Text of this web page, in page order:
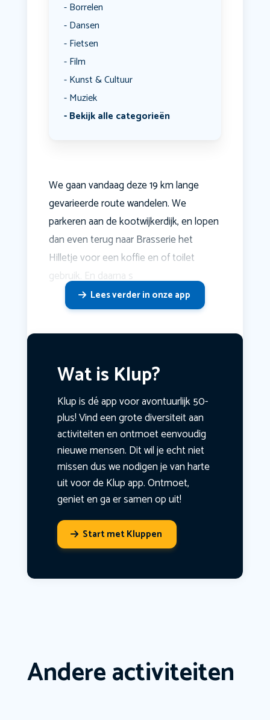
Borrelen
Dansen
Fietsen
Film
Kunst & Cultuur
Muziek
Bekijk alle categorieën
We gaan vandaag deze 19 km lange
gevarieerde route wandelen. We
parkeren aan de kootwijkerdijk, en lopen
dan even terug naar Brasserie het
Hilletje voor een koffie en of toilet
gebruik. En daarna s
Lees verder in onze app
Wat is Klup?
Klup is dé app voor avontuurlijk 50-
plus! Vind een grote diversiteit aan
activiteiten en ontmoet eenvoudig
nieuwe mensen. Dit wil je echt niet
missen dus we nodigen je van harte
uit voor de Klup app. Ontmoet,
geniet en ga er samen op uit!
Start met Kluppen
Andere activiteiten